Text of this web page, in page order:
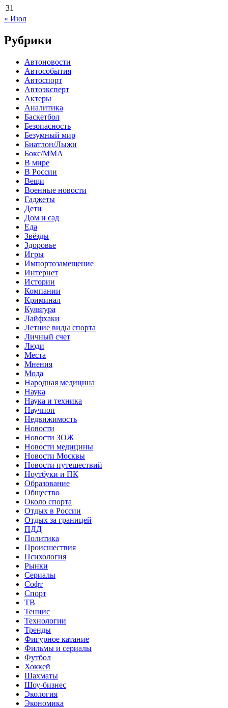
31
« Июл
Рубрики
Автоновости
Автособытия
Автоспорт
Автоэксперт
Актеры
Аналитика
Баскетбол
Безопасность
Безумный мир
Биатлон/Лыжи
Бокс/MMA
В мире
В России
Вещи
Военные новости
Гаджеты
Дети
Дом и сад
Еда
Звёзды
Здоровье
Игры
Импортозамещение
Интернет
Истории
Компании
Криминал
Культура
Лайфхаки
Летние виды спорта
Личный счет
Люди
Места
Мнения
Мода
Народная медицина
Наука
Наука и техника
Научпоп
Недвижимость
Новости
Новости ЗОЖ
Новости медицины
Новости Москвы
Новости путешествий
Ноутбуки и ПК
Образование
Общество
Около спорта
Отдых в России
Отдых за границей
ПДД
Политика
Происшествия
Психология
Рынки
Сериалы
Софт
Спорт
ТВ
Теннис
Технологии
Тренды
Фигурное катание
Фильмы и сериалы
Футбол
Хоккей
Шахматы
Шоу-бизнес
Экология
Экономика